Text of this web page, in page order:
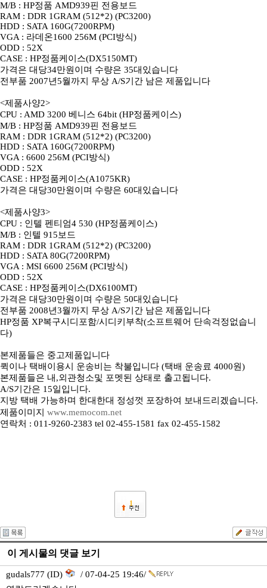
M/B : HP정품 AMD939핀 전용보드
RAM : DDR 1GRAM (512*2) (PC3200)
HDD : SATA 160G(7200RPM)
VGA : 라데온1600 256M (PCI방식)
ODD : 52X
CASE : HP정품케이스(DX5150MT)
가격은 대당34만원이며 수량은 35대있습니다
전부품 2007년5월까지 무상 A/S기간 남은 제품입니다
<제품사양2>
CPU : AMD 3200 베니스 64bit (HP정품케이스)
M/B : HP정품 AMD939핀 전용보드
RAM : DDR 1GRAM (512*2) (PC3200)
HDD : SATA 160G(7200RPM)
VGA : 6600 256M (PCI방식)
ODD : 52X
CASE : HP정품케이스(A1075KR)
가격은 대당30만원이며 수량은 60대있습니다
<제품사양3>
CPU : 인텔 펜티엄4 530 (HP정품케이스)
M/B : 인텔 915보드
RAM : DDR 1GRAM (512*2) (PC3200)
HDD : SATA 80G(7200RPM)
VGA : MSI 6600 256M (PCI방식)
ODD : 52X
CASE : HP정품케이스(DX6100MT)
가격은 대당30만원이며 수량은 50대있습니다
전부품 2008년3월까지 무상 A/S기간 남은 제품입니다
HP정품 XP복구시디포함/시디키부착(소프트웨어 단속걱정없습니
다)
본제품들은 중고제품입니다
퀵이나 택배이용시 운송비는 착불입니다 (택배 운송료 4000원)
본제품들은 내,외관청소및 포멧된 상태로 출고됩니다.
A/S기간은 15일입니다.
지방 택배 가능하며 한대한대 정성껏 포장하여 보내드리겠습니다.
제품이미지 www.memocom.net
연락처 : 011-9260-2383 tel 02-455-1581 fax 02-455-1582
1
이 게시물의 댓글 보기
gudals777 (ID)
/ 07-04-25 19:46/